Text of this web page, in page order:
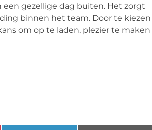
een gezellige dag buiten. Het zorgt
binnen het team. Door te kiezen
om op te laden, plezier te maken